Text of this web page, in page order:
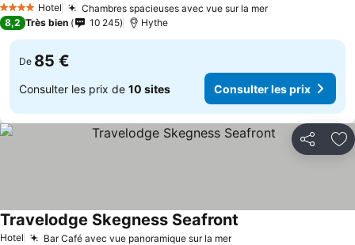
4 Étoiles Hotel Chambres spacieuses avec vue sur la mer
8,2 Très bien 10 245 Hythe
De 85 €
Consulter les prix de 10 sites Consulter les prix
Partager
Hotel Bar Café avec vue panoramique sur la mer
Travelodge Skegness Seafront